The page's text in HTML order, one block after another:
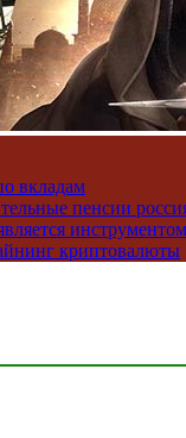
вкладам
пенсии
криптовалюты